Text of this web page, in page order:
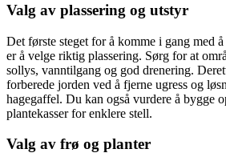
Valg av plassering og utstyr
Det første steget for å komme i gang med
er å velge riktig plassering. Sørg for at
sollys, vanntilgang og god drenering.
forberede jorden ved å fjerne ugress og
hagegaffel. Du kan også vurdere å bygge
plantekasser for enklere stell.
Valg av frø og planter